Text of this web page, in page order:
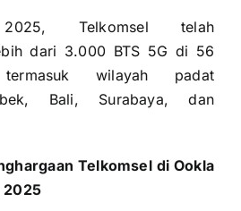
Telkomsel telah
dari 3.000 BTS 5G di 56
termasuk wilayah padat
Bali, Surabaya, dan
Telkomsel di Ookla
2025